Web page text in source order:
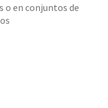
o en conjuntos de